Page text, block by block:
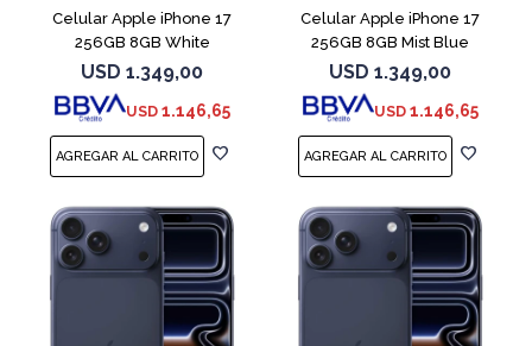
Celular Apple iPhone 17
256GB 8GB White
USD 1.349,00
USD 1.146,65
Celular Apple iPhone 17
256GB 8GB Mist Blue
USD 1.349,00
USD 1.146,65